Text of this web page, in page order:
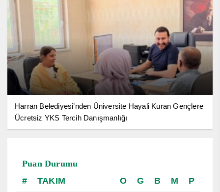
Harran Belediyesi’nden Üniversite Hayali Kuran Gençlere
Ücretsiz YKS Tercih Danışmanlığı
Puan Durumu
TAKIM
O G B M P